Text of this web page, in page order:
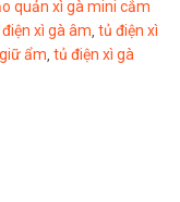
quản xì gà mini cắm
xì gà âm, tủ điện xì
ẩm, tủ điện xì gà